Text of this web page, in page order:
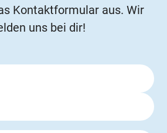
Kontaktformular aus. Wir
uns bei dir!